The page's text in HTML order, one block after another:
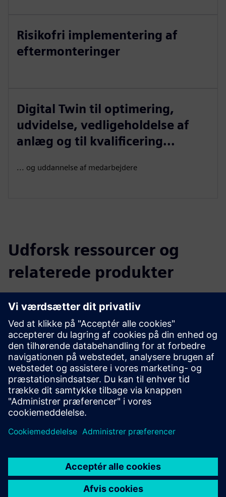
Risikofri implementering af
eftermonteringer
Digital Twin til optimering,
udvidelse, vedligeholdelse af
anlæg og til kvalificering...
... og uddannelse af medarbejdere
Udforsk ressourcer og
relaterede produkter
Yderligere oplysninger og
ressourcer
Flere oplysninger
Forudsætninger
ingen